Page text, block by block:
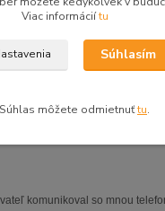
RECENZIE
★★★★★
komunikoval so mnou
Viac informáciítu
Súhlasím
Súhlas môžete odmietnuťtu.